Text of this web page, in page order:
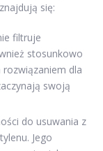
się:
filtruje
stosunkowo
rozwiązaniem dla
swoją
do usuwania z
Jego